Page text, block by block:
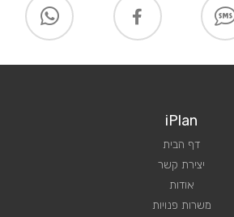
iPlan
דף הבית
יצירת קשר
אודות
משרות פנויות